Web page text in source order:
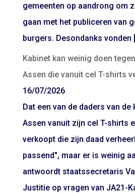
gemeenten op aandrong om
gaan met het publiceren van
burgers. Desondanks vonden
Kabinet kan weinig doen
Assen die vanuit cel T-shirts
16/07/2026
Dat een van de daders van
Assen vanuit zijn cel T-shirts
verkoopt die zijn daad
passend", maar er is weinig
antwoordt staatssecretaris
Justitie op vragen van JA21-